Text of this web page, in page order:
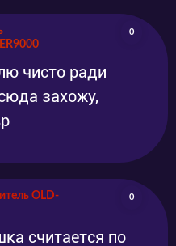
0
чисто ради
захожу,
OLD-
0
считается по